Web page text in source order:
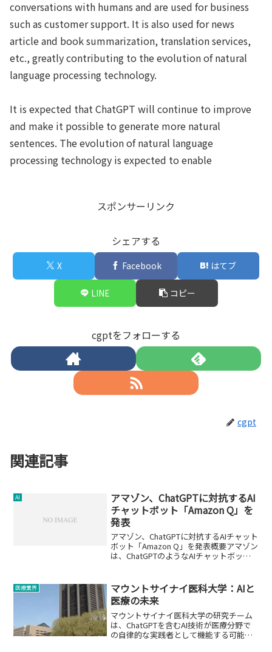
conversations with humans and are used for business
such as customer support. It is also used for news
article and book summarization, translation services,
etc., greatly contributing to the evolution of natural
language processing technology.
It is expected that ChatGPT will continue to improve
and make it possible to generate more natural
sentences. The evolution of natural language
processing technology is expected to enable
スポンサーリンク
シェアする
X Facebook はてブ
LINE コピー
cgptをフォローする
cgpt
関連記事
AI
アマゾン、ChatGPTに対抗するAI
チャットボット「Amazon Q」を
発表
アマゾン、ChatGPTに対抗するAIチャット
ボット「Amazon Q」を発表概要アマゾン
は、ChatGPTのようなAIチャットボット
向けに開発され、AWS（...
医療業界
マウントサイナイ医科大学：AIと
医療の未来
マウントサイナイ医科大学の研究チーム
は、ChatGPTを含むAI技術が医療分野で
の自律的な実践者として機能する可能性